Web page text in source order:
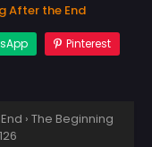
After the End
Pinterest
› The Beginning